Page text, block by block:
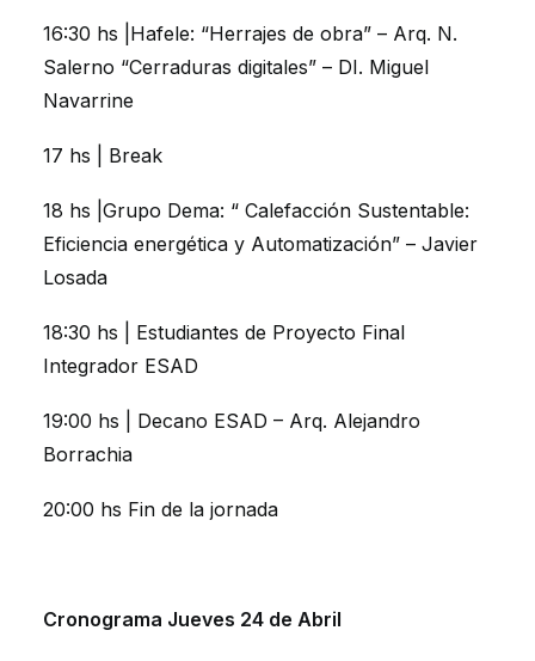
16:30 hs |Hafele: “Herrajes de obra” – Arq. N.
Salerno “Cerraduras digitales” – DI. Miguel
Navarrine
17 hs | Break
18 hs |Grupo Dema: “ Calefacción Sustentable:
Eficiencia energética y Automatización” – Javier
Losada
18:30 hs | Estudiantes de Proyecto Final
Integrador ESAD
19:00 hs | Decano ESAD – Arq. Alejandro
Borrachia
20:00 hs Fin de la jornada
Cronograma Jueves 24 de Abril